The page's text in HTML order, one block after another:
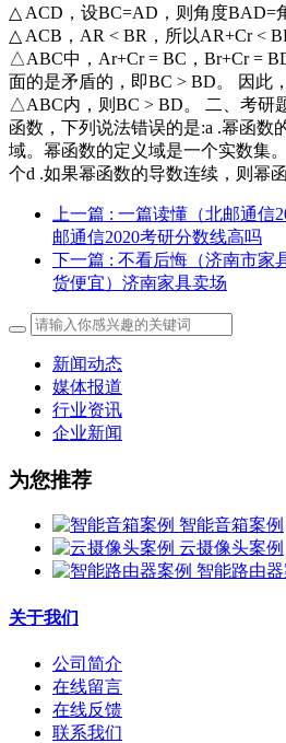
△ ACD，设BC=AD，则角度
△ ACB，AR < BR，所以AR+Cr <
△ABC中，Ar+Cr = BC，Br+Cr =
面的是矛盾的，即BC > BD。 因此
△ABC内，则BC > BD。 二、考研
函数，下列说法错误的是:a .幂函数
域。幂函数的定义域是一个实数集
个d .如果幂函数的导数连续，则幂
上一篇 : 一篇读懂（北邮通信
邮通信2020考研分数线高吗
下一篇 : 不看后悔（济南市家
货便宜）济南家具卖场
新闻动态
媒体报道
行业资讯
企业新闻
为您推荐
智能音箱案例
云摄像头案例
智能路由器
关于我们
公司简介
在线留言
在线反馈
联系我们